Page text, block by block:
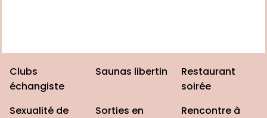
Clubs
échangiste
Saunas libertin
Restaurant
soirée
Sexualité de
Sorties en
Rencontre à